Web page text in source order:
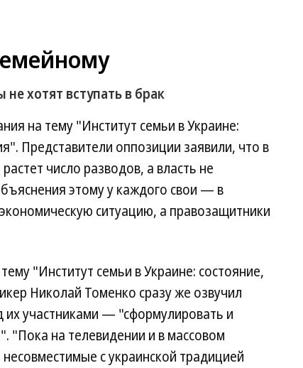
хотят вступать в брак
на тему "Институт семьи в Украине:
Представители оппозиции заявили, что в
число разводов, а власть не
этому у каждого свои — в
ситуацию, а правозащитники
"Институт семьи в Украине: состояние,
Николай Томенко сразу же озвучил
их участниками — "сформулировать и
"Пока на телевидении и в массовом
с украинской традицией